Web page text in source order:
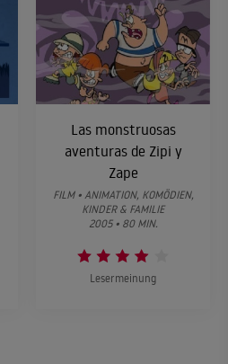
Las monstruosas
aventuras de Zipi y
Zape
FILM • ANIMATION, KOMÖDIEN,
KINDER & FAMILIE
2005 • 80 MIN.
Lesermeinung